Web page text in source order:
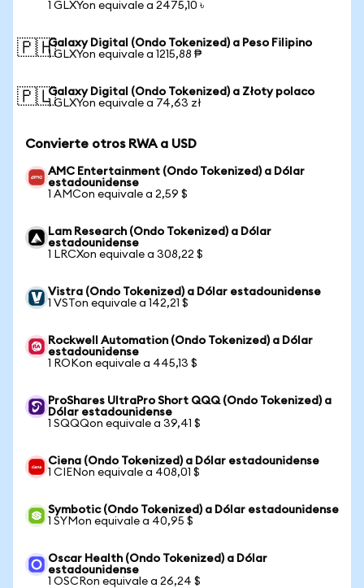
1 GLXYon equivale a 2475,10 ৳
🇵🇭Galaxy Digital (Ondo Tokenized) a Peso Filipino
1 GLXYon equivale a 1215,88 ₱
🇵🇱Galaxy Digital (Ondo Tokenized) a Złoty polaco
1 GLXYon equivale a 74,63 zł
Convierte otros RWA a USD
AMC Entertainment (Ondo Tokenized) a Dólar
estadounidense
1 AMCon equivale a 2,59 $
Lam Research (Ondo Tokenized) a Dólar
estadounidense
1 LRCXon equivale a 308,22 $
Vistra (Ondo Tokenized) a Dólar estadounidense
1 VSTon equivale a 142,21 $
Rockwell Automation (Ondo Tokenized) a Dólar
estadounidense
1 ROKon equivale a 445,13 $
ProShares UltraPro Short QQQ (Ondo Tokenized) a
Dólar estadounidense
1 SQQQon equivale a 39,41 $
Ciena (Ondo Tokenized) a Dólar estadounidense
1 CIENon equivale a 408,01 $
Symbotic (Ondo Tokenized) a Dólar estadounidense
1 SYMon equivale a 40,95 $
Oscar Health (Ondo Tokenized) a Dólar
estadounidense
1 OSCRon equivale a 26,24 $